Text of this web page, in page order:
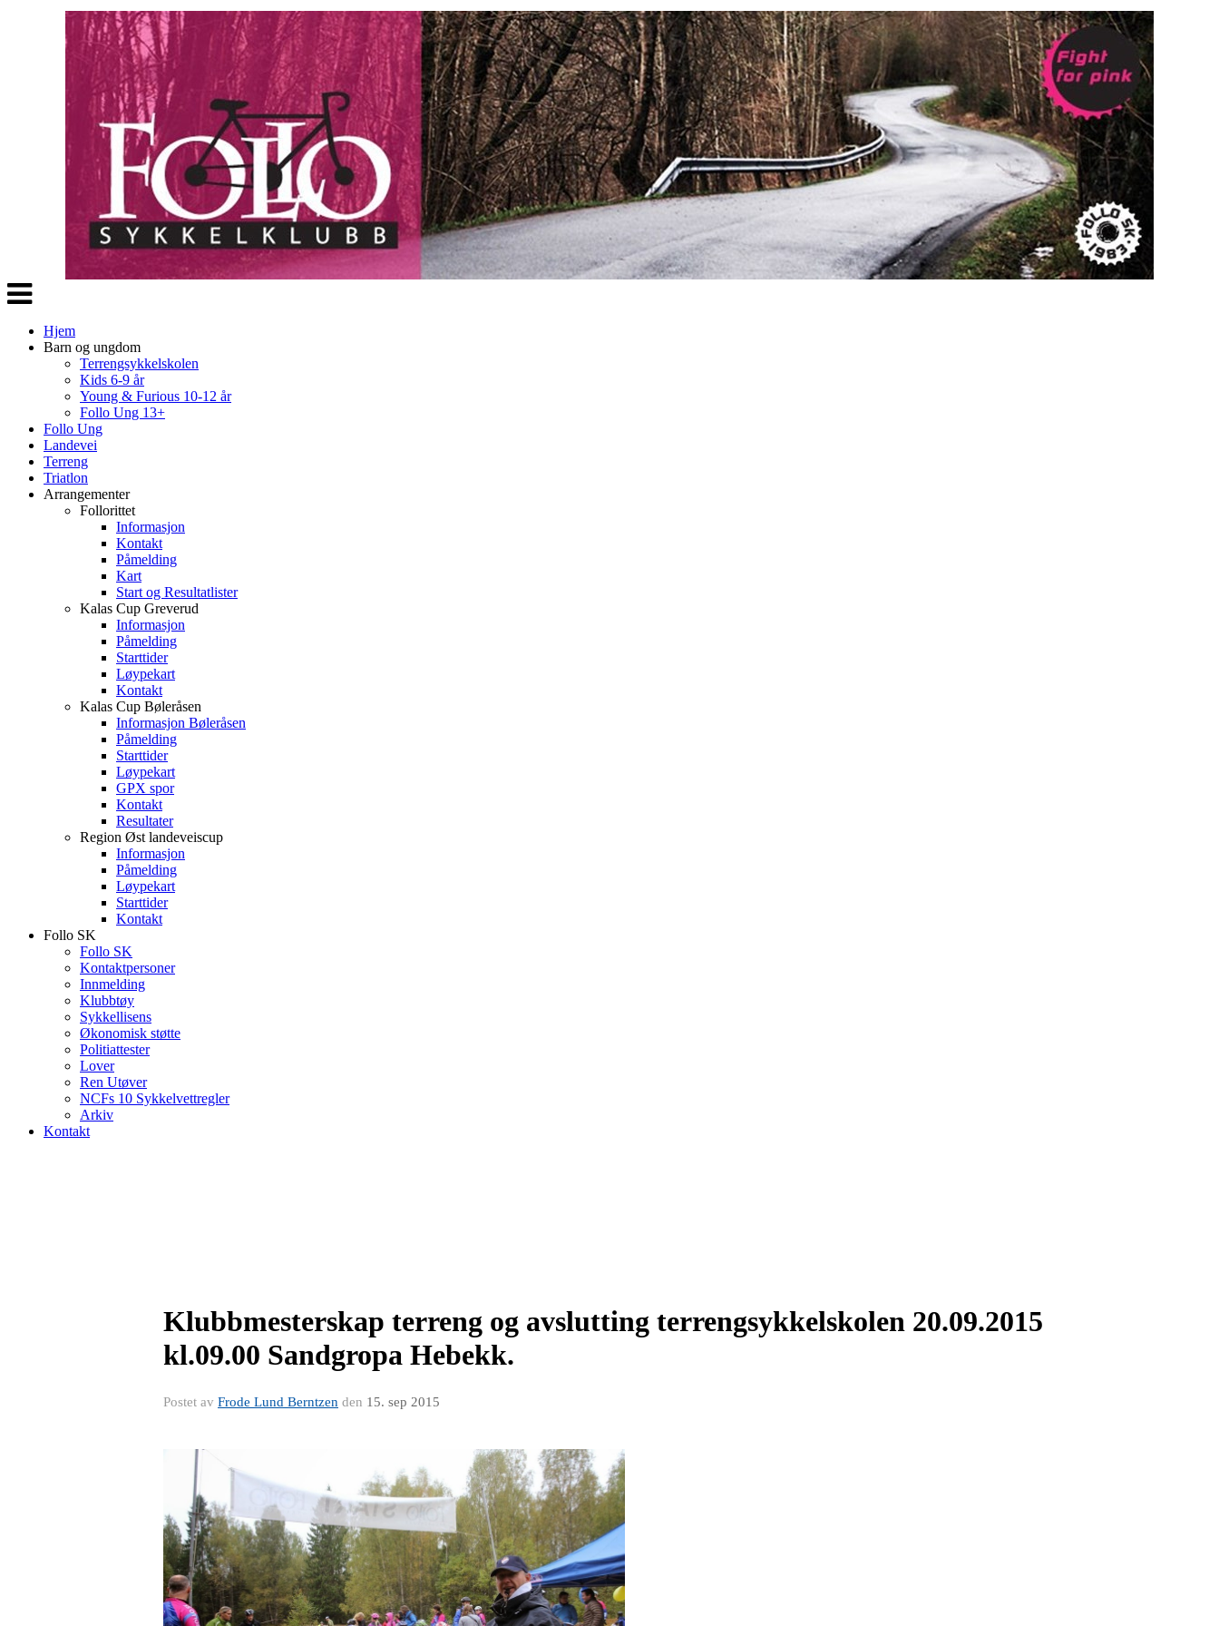
Veksle
navigasjon
Hjem
Barn og ungdom
Terrengsykkelskolen
Kids 6-9 år
Young & Furious 10-12 år
Follo Ung 13+
Follo Ung
Landevei
Terreng
Triatlon
Arrangementer
Follorittet
Informasjon
Kontakt
Påmelding
Kart
Start og Resultatlister
Kalas Cup Greverud
Informasjon
Påmelding
Starttider
Løypekart
Kontakt
Kalas Cup Bøleråsen
Informasjon Bøleråsen
Påmelding
Starttider
Løypekart
GPX spor
Kontakt
Resultater
Region Øst landeveiscup
Informasjon
Påmelding
Løypekart
Starttider
Kontakt
Follo SK
Follo SK
Kontaktpersoner
Innmelding
Klubbtøy
Sykkellisens
Økonomisk støtte
Politiattester
Lover
Ren Utøver
NCFs 10 Sykkelvettregler
Arkiv
Kontakt
Klubbmesterskap terreng og avslutting terrengsykkelskolen 20.09.2015
kl.09.00 Sandgropa Hebekk.
Postet av Frode Lund Berntzen den 15. sep 2015